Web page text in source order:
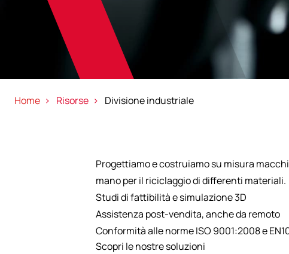
Home Risorse Divisione industriale
Progettiamo e costruiamo su misura
mano​ ​per​ ​il riciclaggio​ ​di​ ​differenti​ ​materiali.
Studi di fattibilità e simulazione 3D
Assistenza post-vendita, anche da remoto
Conformità alle norme ISO 9001:2008 e
Scopri le nostre soluzioni